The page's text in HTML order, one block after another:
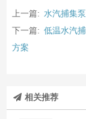
上一篇: 水汽捕集
下一篇: 低温水汽
方案
相关推荐